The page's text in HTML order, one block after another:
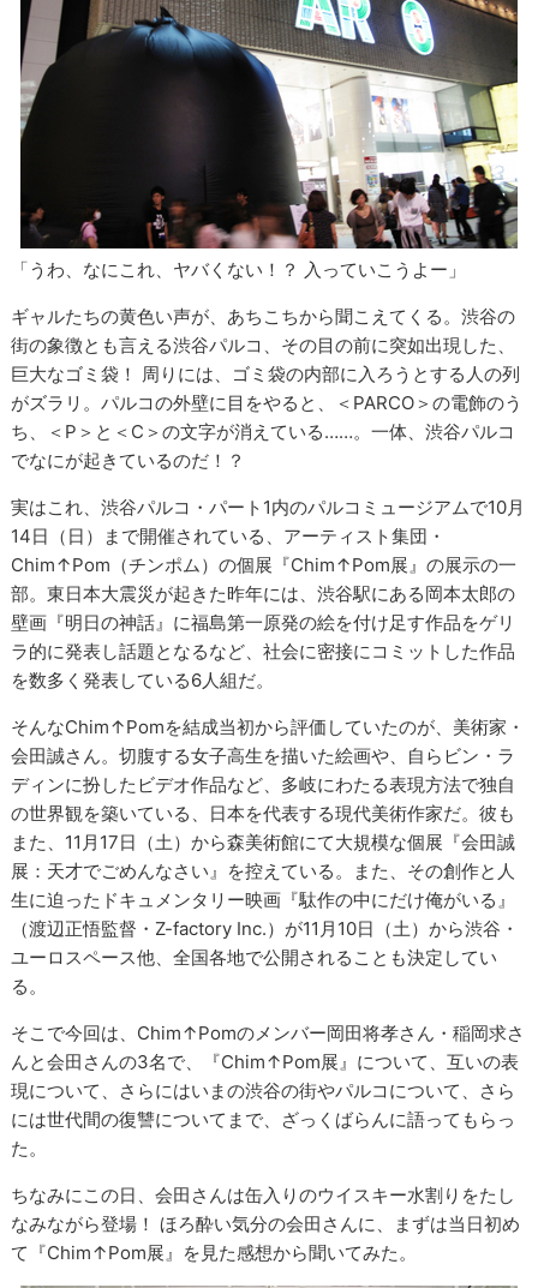
「うわ、なにこれ、ヤバくない！？ 入っていこうよー」
ギャルたちの黄色い声が、あちこちから聞こえてくる。渋谷の
街の象徴とも言える渋谷パルコ、その目の前に突如出現した、
巨大なゴミ袋！ 周りには、ゴミ袋の内部に入ろうとする人の列
がズラリ。パルコの外壁に目をやると、＜PARCO＞の電飾のう
ち、＜P＞と＜C＞の文字が消えている……。一体、渋谷パルコ
でなにが起きているのだ！？
実はこれ、渋谷パルコ・パート1内のパルコミュージアムで10月
14日（日）まで開催されている、アーティスト集団・
Chim↑Pom（チンポム）の個展『Chim↑Pom展』の展示の一
部。東日本大震災が起きた昨年には、渋谷駅にある岡本太郎の
壁画『明日の神話』に福島第一原発の絵を付け足す作品をゲリ
ラ的に発表し話題となるなど、社会に密接にコミットした作品
を数多く発表している6人組だ。
そんなChim↑Pomを結成当初から評価していたのが、美術家・
会田誠さん。切腹する女子高生を描いた絵画や、自らビン・ラ
ディンに扮したビデオ作品など、多岐にわたる表現方法で独自
の世界観を築いている、日本を代表する現代美術作家だ。彼も
また、11月17日（土）から森美術館にて大規模な個展『会田誠
展：天才でごめんなさい』を控えている。また、その創作と人
生に迫ったドキュメンタリー映画『駄作の中にだけ俺がいる』
（渡辺正悟監督・Z-factory Inc.）が11月10日（土）から渋谷・
ユーロスペース他、全国各地で公開されることも決定してい
る。
そこで今回は、Chim↑Pomのメンバー岡田将孝さん・稲岡求さ
んと会田さんの3名で、『Chim↑Pom展』について、互いの表
現について、さらにはいまの渋谷の街やパルコについて、さら
には世代間の復讐についてまで、ざっくばらんに語ってもらっ
た。
ちなみにこの日、会田さんは缶入りのウイスキー水割りをたし
なみながら登場！ ほろ酔い気分の会田さんに、まずは当日初め
て『Chim↑Pom展』を見た感想から聞いてみた。